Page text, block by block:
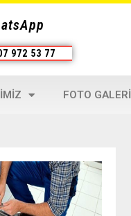
972 53 77
FOTO GALERI